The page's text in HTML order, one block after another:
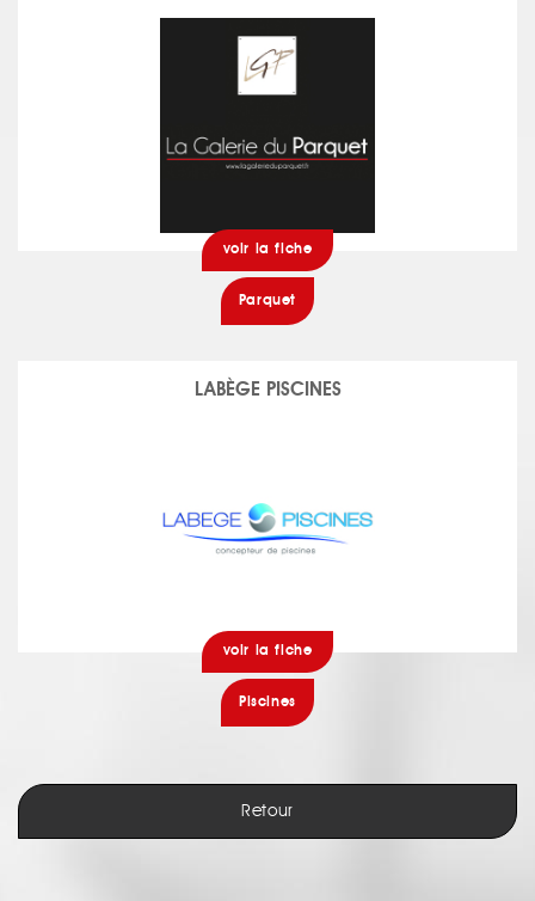
voir la fiche
Parquet
LABÈGE PISCINES
voir la fiche
Piscines
Retour